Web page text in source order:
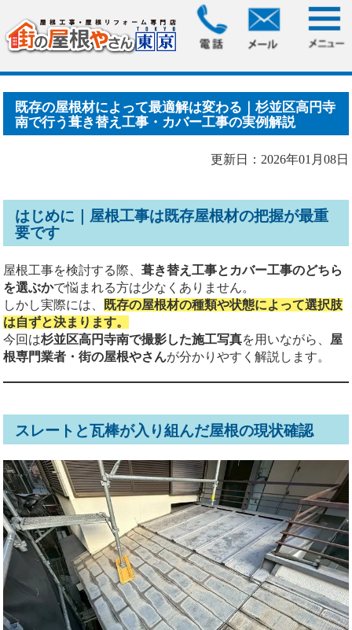
> 既存の屋根材によって最適解は変わる｜杉
並区高円寺南で行う葺き.....
既存の屋根材によって最適解は変わる｜杉並区高円寺
南で行う葺き替え工事・カバー工事の実例解説
更新日：2026年01月08日
はじめに｜屋根工事は既存屋根材の把握が最重
要です
屋根工事を検討する際、葺き替え工事とカバー工事のどちら
を選ぶかで悩まれる方は少なくありません。
しかし実際には、
既存の屋根材の種類や状態によって選択肢
は自ずと決まります。
今回は杉並区高円寺南で撮影した施工写真を用いながら、 屋
根専門業者・街の屋根やさんが分かりやすく解説します。
スレートと瓦棒が入り組んだ屋根の現状確認